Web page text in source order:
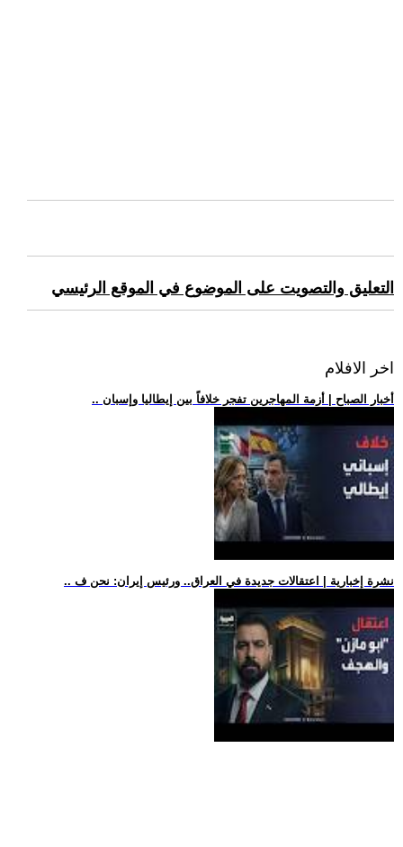
التعليق والتصويت على الموضوع في الموقع الرئيسي
اخر الافلام
.. أخبار الصباح | أزمة المهاجرين تفجر خلافاً بين إيطاليا وإسبان
.. نشرة إخبارية | اعتقالات جديدة في العراق.. ورئيس إيران: نحن ف